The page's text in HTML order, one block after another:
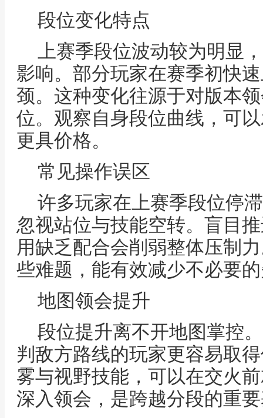
段位变化特点
上赛季段位波动较为明显
影响。部分玩家在赛季初快
颈。这种变化往源于对版本
位。观察自身段位曲线，可
更具价格。
常见操作误区
许多玩家在上赛季段位停
忽视站位与技能空转。盲目
用缺乏配合会削弱整体压制
些难题，能有效减少不必要
地图领会提升
段位提升离不开地图掌控
判敌方路线的玩家更容易取
雾与视野技能，可以在交火
深入领会，是跨越分段的重